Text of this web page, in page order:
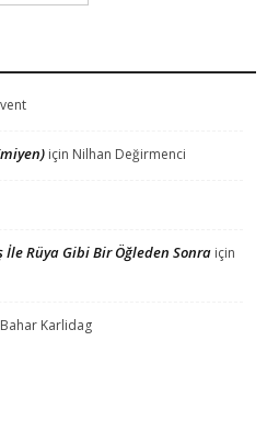
için Nilhan Değirmenci
Rüya Gibi Bir Öğleden Sonra için
Bahar Karlidag